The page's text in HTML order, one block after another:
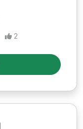
2